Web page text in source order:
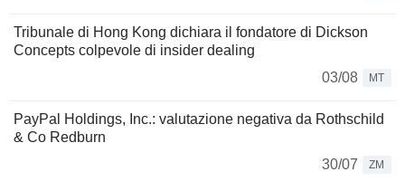
Tribunale di Hong Kong dichiara il fondatore di Dickson
Concepts colpevole di insider dealing
03/08
MT
PayPal Holdings, Inc.: valutazione negativa da Rothschild
& Co Redburn
30/07
ZM